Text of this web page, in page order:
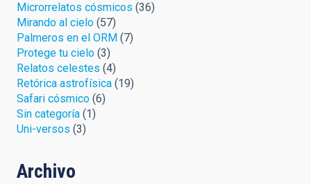
Microrrelatos cósmicos (36)
Mirando al cielo (57)
Palmeros en el ORM (7)
Protege tu cielo (3)
Relatos celestes (4)
Retórica astrofísica (19)
Safari cósmico (6)
Sin categoría (1)
Uni-versos (3)
Archivo